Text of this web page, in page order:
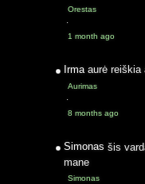
Orestas
·
1 month ago
Irma aurė reiškia
Aurimas
·
8 months ago
Simonas šis
mane
Simonas